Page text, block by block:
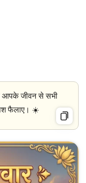
आपके जीवन से सभी
फैलाए। ☀️